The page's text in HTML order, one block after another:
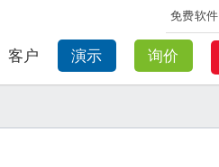
免费软件
客户 演示 询价